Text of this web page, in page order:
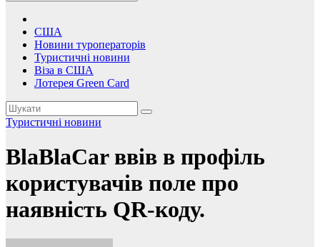
США
Новини туроператорів
Туристичні новини
Віза в США
Лотерея Green Card
Туристичні новини
BlaBlaCar ввів в профіль
користувачів поле про
наявність QR-коду.